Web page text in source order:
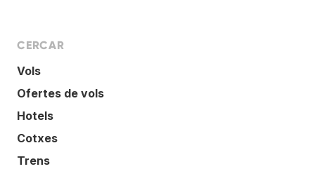
CERCAR
Vols
Ofertes de vols
Hotels
Cotxes
Trens